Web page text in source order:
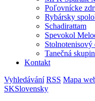
Poľovnícke
Rybársky
Schadirattam
Spevokol
Stolnotenisový
Tanečná
Kontakt
Vyhledávání RSS Mapa
SKSlovensky